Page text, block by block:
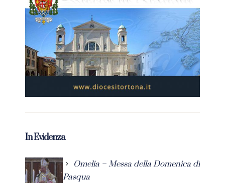
In Evidenza
Omelia – Messa della Domenica di
Pasqua